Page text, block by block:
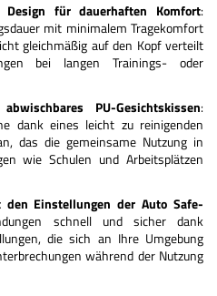
Design für dauerhaften Komfort:
mit minimalem Tragekomfort
gleichmäßig auf den Kopf verteilt
bei langen Trainings- oder
PU-Gesichtskissen:
dank eines leicht zu reinigenden
das die gemeinsame Nutzung in
wie Schulen und Arbeitsplätzen
Einstellungen der Auto Safe-
schnell und sicher dank
die sich an Ihre Umgebung
während der Nutzung